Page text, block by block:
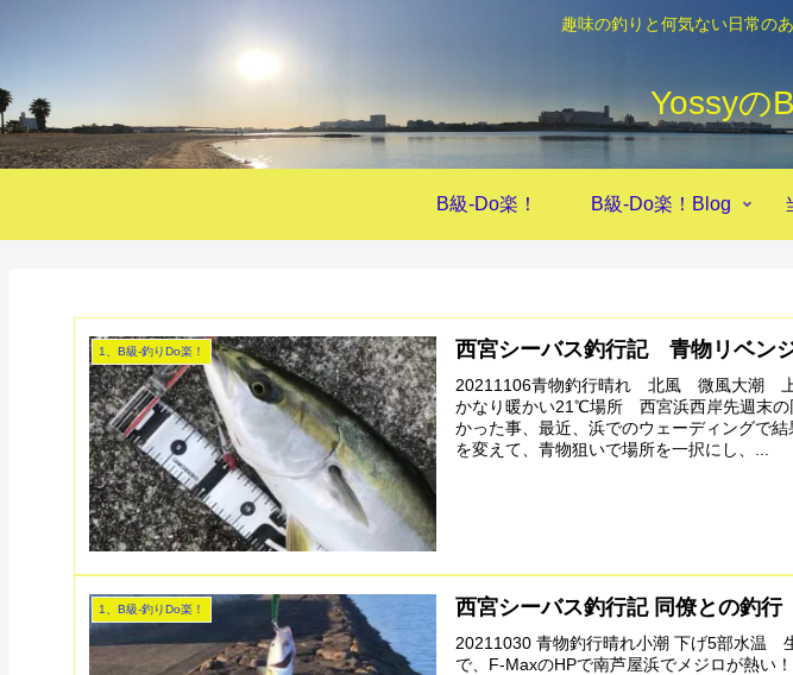
趣味の釣りと何気ない日常の
Yossyの
B級-Do楽！ B級-Do楽！Blog
1、B級-釣りDo楽！ 西宮シーバス釣行記 青物リベン
20211106青物釣行晴れ 北風 微風大潮
かなり暖かい21℃場所 西宮浜西岸先週末の
かった事、最近、浜でのウェーディングで
を変えて、青物狙いで場所を一択にし、...
1、B級-釣りDo楽！ 西宮シーバス釣行記 同僚との釣行
20211030 青物釣行晴れ小潮 下げ5部水温
で、F-MaxのHPで南芦屋浜でメジロが熱い